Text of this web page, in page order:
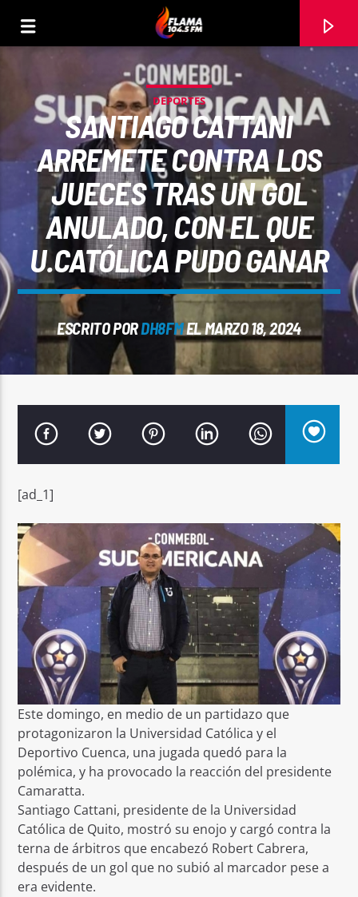
CANCIÓN ACTUAL
TÍTULO
ARTISTA
Señal FM
DEPORTES
SANTIAGO CATTANI
ARREMETE CONTRA LOS
JUECES TRAS UN GOL
ANULADO, CON EL QUE
U.CATÓLICA PUDO GANAR
ESCRITO PORDH8FMEL MARZO 18, 2024
[ad_1]
Este domingo, en medio de un partidazo que
protagonizaron la Universidad Católica y el
Deportivo Cuenca, una jugada quedó para la
polémica, y ha provocado la reacción del presidente
Camaratta.
Santiago Cattani, presidente de la Universidad
Católica de Quito, mostró su enojo y cargó contra la
terna de árbitros que encabezó Robert Cabrera,
después de un gol que no subió al marcador pese a
era evidente.